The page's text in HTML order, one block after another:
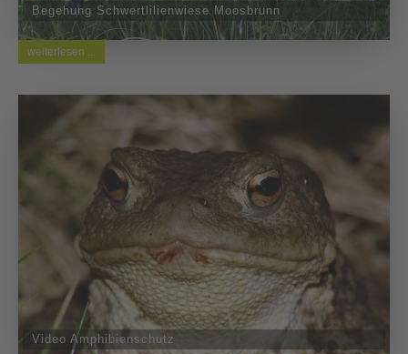
Begehung Schwertlilienwiese Moosbrunn
weiterlesen ...
Video Amphibienschutz